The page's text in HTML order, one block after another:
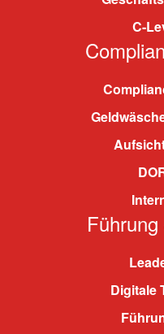
C-
Digitale